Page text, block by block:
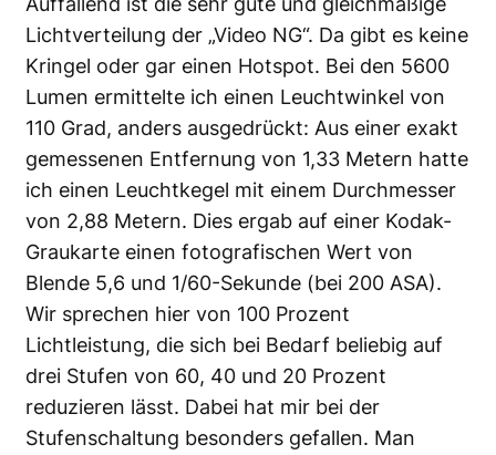
Lichtverteilung der „Video NG“. Da gibt es keine
Kringel oder gar einen Hotspot. Bei den 5600
Lumen ermittelte ich einen Leuchtwinkel von
110 Grad, anders ausgedrückt: Aus einer exakt
gemessenen Entfernung von 1,33 Metern hatte
ich einen Leuchtkegel mit einem Durchmesser
von 2,88 Metern. Dies ergab auf einer Kodak-
Graukarte einen fotografischen Wert von
Blende 5,6 und 1/60-Sekunde (bei 200 ASA).
Wir sprechen hier von 100 Prozent
Lichtleistung, die sich bei Bedarf beliebig auf
drei Stufen von 60, 40 und 20 Prozent
reduzieren lässt. Dabei hat mir bei der
Stufenschaltung besonders gefallen. Man